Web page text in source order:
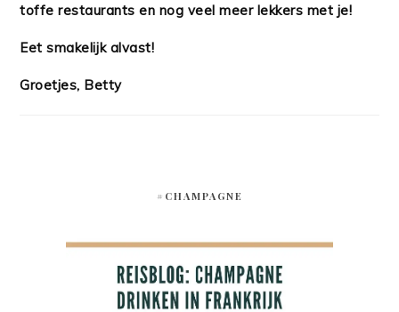
toffe restaurants en nog veel meer lekkers met je!
Eet smakelijk alvast!
Groetjes, Betty
#CHAMPAGNE